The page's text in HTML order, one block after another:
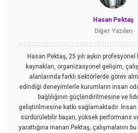
Hasan Pektaş
Diğer Yazıları
Hasan Pektaş, 25 yılı aşkın
kaynakları, organizasyonel gelişim,
alanlarında farklı sektörlerde görev
edindiği deneyimlerle kurumların insan
bağlılığının güçlendirilmesine ve
geliştirilmesine katkı sağlamaktadır.
sürdürülebilir başarı, yüksek performans
yarattığına inanan Pektaş, çalışmalarını